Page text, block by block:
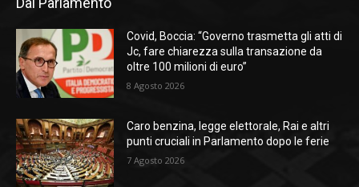
Covid, Boccia: “Governo trasmetta gli atti di
Jc, fare chiarezza sulla transazione da
oltre 100 milioni di euro”
8 Agosto 2026
Caro benzina, legge elettorale, Rai e altri
punti cruciali in Parlamento dopo le ferie
7 Agosto 2026